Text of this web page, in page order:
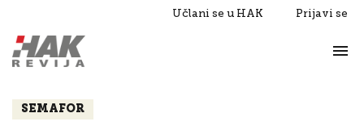
Učlani se u HAK Prijavi se
Razgovori
SEMAFOR